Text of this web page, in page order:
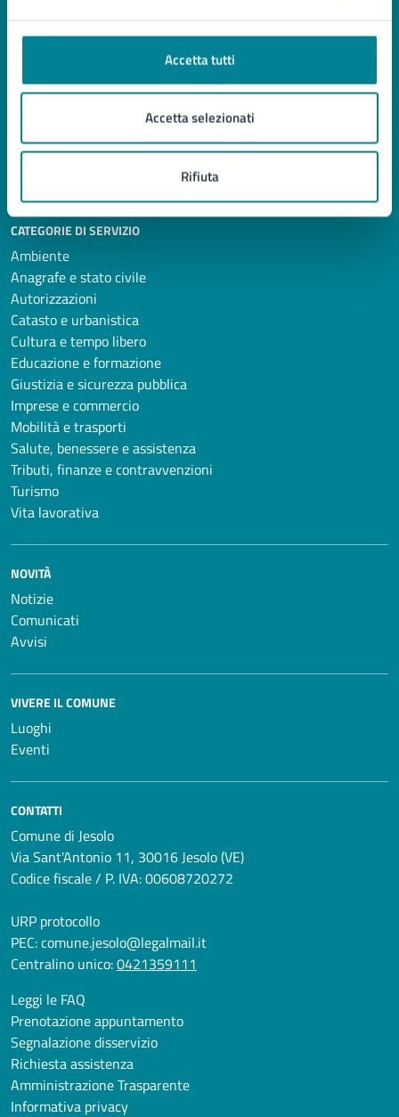
Accetta tutti
Accetta selezionati
Rifiuta
Organi di governo
Uffici
Personale amministrativo
CATEGORIE DI SERVIZIO
Ambiente
Anagrafe e stato civile
Autorizzazioni
Catasto e urbanistica
Cultura e tempo libero
Educazione e formazione
Giustizia e sicurezza pubblica
Imprese e commercio
Mobilità e trasporti
Salute, benessere e assistenza
Tributi, finanze e contravvenzioni
Turismo
Vita lavorativa
NOVITÀ
Notizie
Comunicati
Avvisi
VIVERE IL COMUNE
Luoghi
Eventi
CONTATTI
Comune di Jesolo
Via Sant'Antonio 11, 30016 Jesolo (VE)
Codice fiscale / P. IVA: 00608720272
URP protocollo
PEC:comune.jesolo@legalmail.it
Centralino unico:0421359111
Leggi le FAQ
Prenotazione appuntamento
Segnalazione disservizio
Richiesta assistenza
Amministrazione Trasparente
Informativa privacy